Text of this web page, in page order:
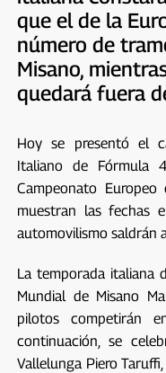
que el de la
número de
Misano,
quedará fuera
Hoy se presentó el
Italiano de Fórmula
Campeonato
muestran las fechas
automovilismo saldrán
La temporada italiana
Mundial de Misano
pilotos
continuación, se
Vallelunga Piero